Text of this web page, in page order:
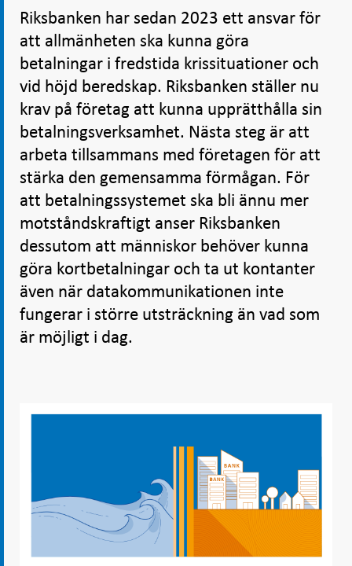
Riksbanken har sedan 2023 ett ansvar för
att allmänheten ska kunna göra
betalningar i fredstida krissituationer och
vid höjd beredskap. Riksbanken ställer nu
krav på företag att kunna upprätthålla sin
betalningsverksamhet. Nästa steg är att
arbeta tillsammans med företagen för att
stärka den gemensamma förmågan. För
att betalningssystemet ska bli ännu mer
motståndskraftigt anser Riksbanken
dessutom att människor behöver kunna
göra kortbetalningar och ta ut kontanter
även när datakommunikationen inte
fungerar i större utsträckning än vad som
är möjligt i dag.